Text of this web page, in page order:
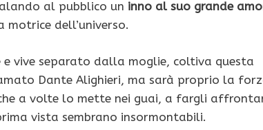
al pubblico un inno al suo grande
motrice dell’universo.
e vive separato dalla moglie, coltiva questa
Dante Alighieri, ma sarà proprio la
a volte lo mette nei guai, a fargli
vista sembrano insormontabili.